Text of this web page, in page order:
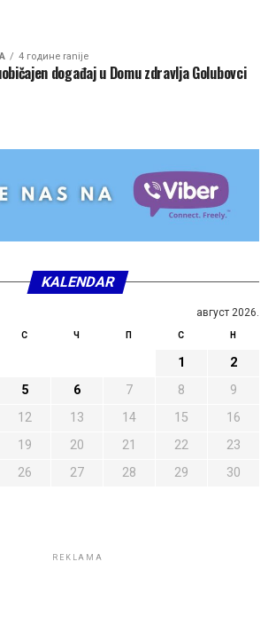
4 године ranije
događaj u Domu zdravlja Golubovci
KALENDAR
август 2026.
С Ч П С Н
1
2
5 6 7 8
9
12 13 14 15
16
19 20 21 22
23
26 27 28 29
30
REKLAMA